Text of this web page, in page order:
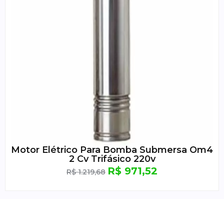
Motor Elétrico Para Bomba Submersa Om4
2 Cv Trifásico 220v
R$1.219,68 R$ 971,52